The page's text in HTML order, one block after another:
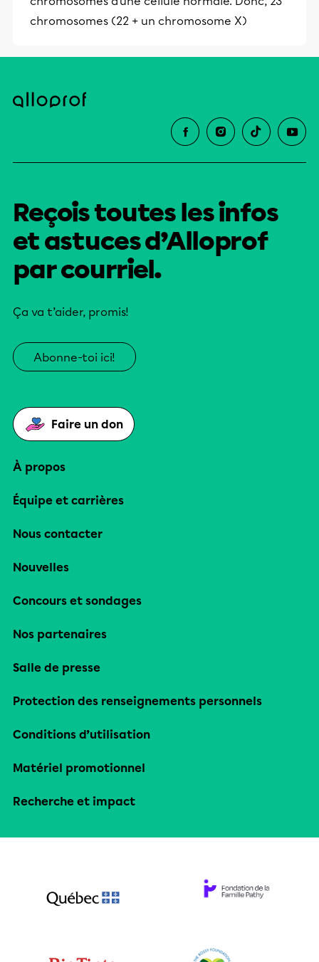
chromosomes (22 + un chromosome X)
Reçois toutes les infos
et astuces d’Alloprof
par courriel.
Ça va t’aider, promis!
Abonne-toi ici!
Faire un don
À propos
Équipe et carrières
Nous contacter
Nouvelles
Concours et sondages
Nos partenaires
Salle de presse
Protection des renseignements personnels
Conditions d’utilisation
Matériel promotionnel
Recherche et impact